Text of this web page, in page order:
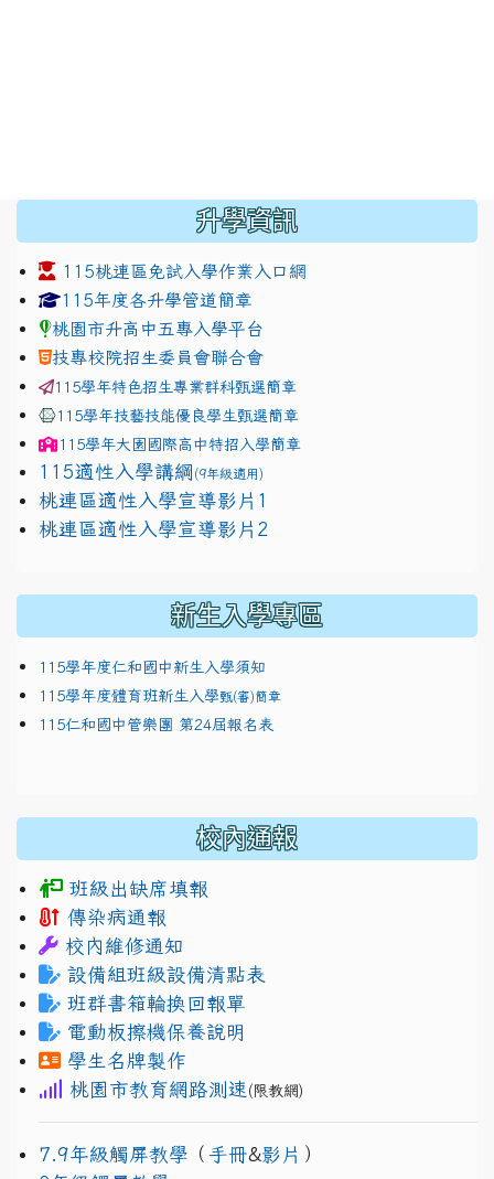
升學資訊
115桃連區免試入學作業入口網
link to https://www.jhjhs.tyc.edu.tw/modules/
115年度各升學管道簡章
桃園市升高中五專入學平台
技專校院招生委員會聯合會
115學年特色招生專業群科甄選簡章
115學年技藝技能優良學生甄選簡章
115學年大園國際高中特招入學簡章
115適性入學講綱 (9年級適用)
link to https://docs.google.com/presentation/d/
桃連區適性入學宣導影片1
link to https://docs.google.com/presentation/d/
桃連區適性入學宣導影片2
新生入學專區
115學年度仁和國中新生入學須知
115學年度體育班新生入學甄(審)簡章
115仁和國中管樂團 第24屆報名表
校內通報
班級出缺席填報
傳染病通報
校內維修通知
設備組班級設備清點表
班群書箱輪換回報單
電動板擦機保養說明
學生名牌製作
桃園市教育網路測速 (限教網)
7.9年級觸屏教學 （ 手冊&影片 ）